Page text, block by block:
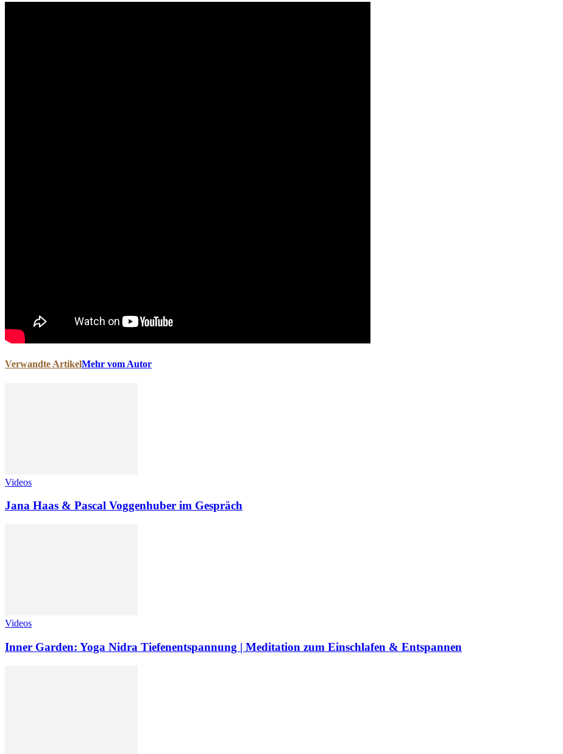
Verwandte ArtikelMehr vom Autor
Videos
Jana Haas & Pascal Voggenhuber im Gespräch
Videos
Inner Garden: Yoga Nidra Tiefenentspannung | Meditation zum Einschlafen & Entspannen